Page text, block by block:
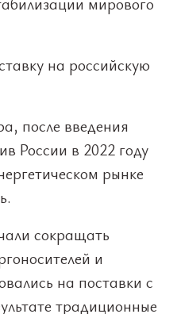
на российскую
после введения
России в 2022 году
рынке
сокращать
и
на поставки с
традиционные